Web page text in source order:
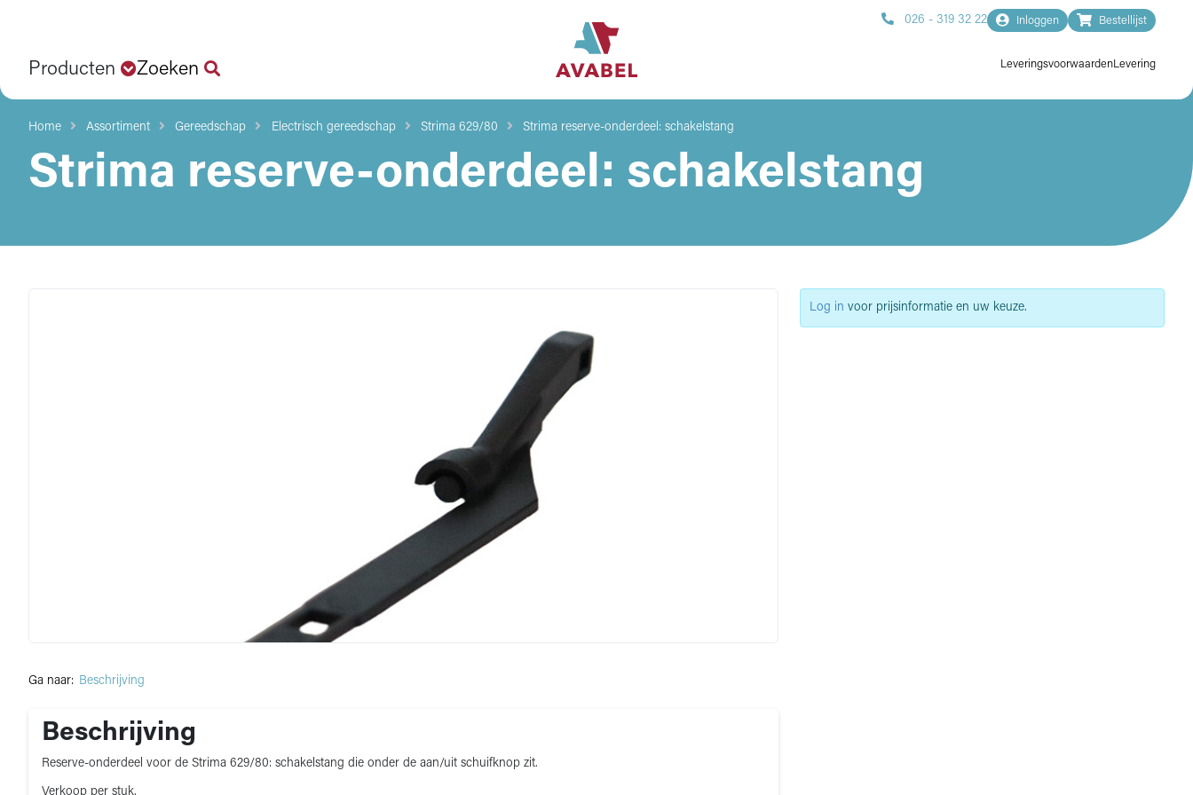
Producten Zoeken
026 - 319 32 22 Inloggen Bestellijst
LeveringsvoorwaardenLevering
Home Assortiment Gereedschap Electrisch gereedschap Strima 629/80 Strima reserve-onderdeel: schakelstang
Strima reserve-onderdeel: schakelstang
Ga naar: Beschrijving
Beschrijving
Reserve-onderdeel voor de Strima 629/80: schakelstang die onder de aan/uit schuifknop zit.
Verkoop per stuk.
Log in voor prijsinformatie en uw keuze.